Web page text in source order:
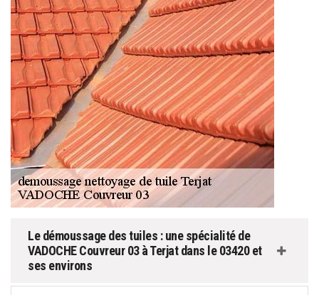
Le démoussage des tuiles : une spécialité de
VADOCHE Couvreur 03 à Terjat dans le 03420 et
ses environs